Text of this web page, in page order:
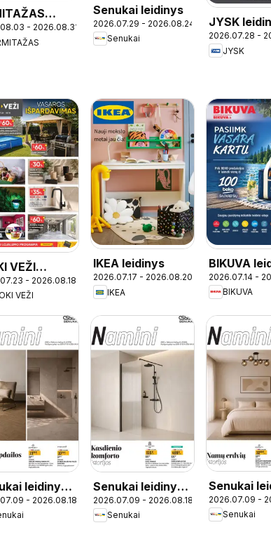
- 2026.08.31
Senukai leidinys
2026.07.29 - 2026.08.24
Senukai
JYSK
2026.07.28 -
JYSK
VEŽI
- 2026.08.18
VEŽI
IKEA leidinys
2026.07.17 - 2026.08.20
IKEA
BIKUVA
2026.07.14 -
BIKUVA
leidinys -
Nr. 23
- 2026.08.18
Senukai leidinys -
Leidinys Nr. 22
2026.07.09 - 2026.08.18
Senukai
Senukai
Leidinys
2026.07.09 -
Senukai